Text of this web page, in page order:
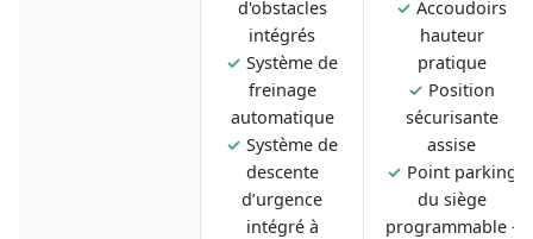
d'obstacles
intégrés
✓ Système de
freinage
automatique
✓ Système de
descente
d’urgence
intégré à
✓ Accoudoirs
hauteur
pratique
✓ Position
sécurisante
assise
✓ Point parking
du siège
programmable -